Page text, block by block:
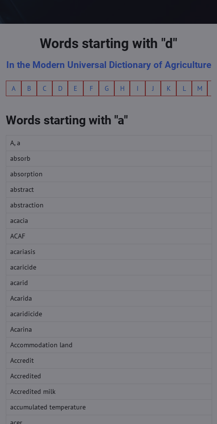
Words starting with "d"
In the Modern Universal Dictionary of Agriculture
A B C D E F G H I J K L M
Words starting with "a"
A, a
absorb
absorption
abstract
abstraction
acacia
ACAF
acariasis
acaricide
acarid
Acarida
acaridicide
Acarina
Accommodation land
Accredit
Accredited
Accredited milk
accumulated temperature